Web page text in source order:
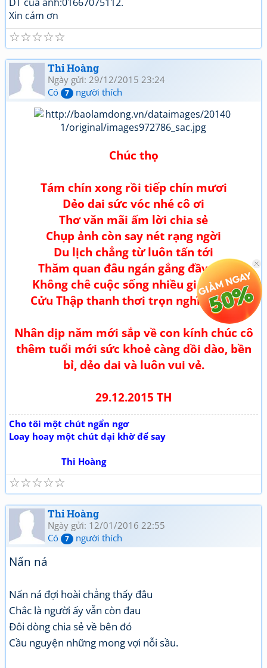
Xin cảm ơn
☆
☆
☆
☆
☆
Thi Hoàng
Ngày gửi: 29/12/2015 23:24
Có
7 người thích
Chúc thọ
Tám chín xong rồi tiếp chín mươi
Dẻo dai sức vóc nhé cô ơi
Thơ văn mãi ấm lời chia sẻ
Chụp ảnh còn say nét rạng ngời
Du lịch chẳng từ luôn tấn tới
Thăm quan đâu ngán gắng đầy vơi
Không chê cuộc sống nhiều gian khó
Cửu Thập thanh thơi trọn nghĩa đời...
Nhân dịp năm mới sắp về con kính chúc cô
thêm tuổi mới sức khoẻ càng dồi dào, bền
bỉ, dẻo dai và luôn vui vẻ.
29.12.2015 TH
Cho tôi một chút ngẩn ngơ
Loay hoay một chút dại khờ để say
Thi Hoàng
☆
☆
☆
☆
☆
Thi Hoàng
Ngày gửi: 12/01/2016 22:55
Có
7 người thích
Nấn ná
Nấn ná đợi hoài chẳng thấy đâu
Chắc là người ấy vẫn còn đau
Đôi dòng chia sẻ về bên đó
Cầu nguyện những mong vợi nỗi sầu.